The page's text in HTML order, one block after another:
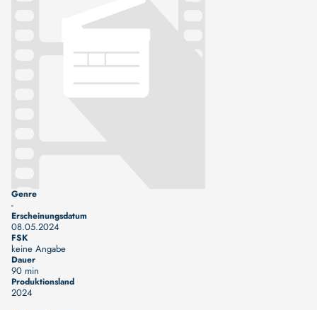
Genre
-
Erscheinungsdatum
08.05.2024
FSK
keine Angabe
Dauer
90 min
Produktionsland
2024